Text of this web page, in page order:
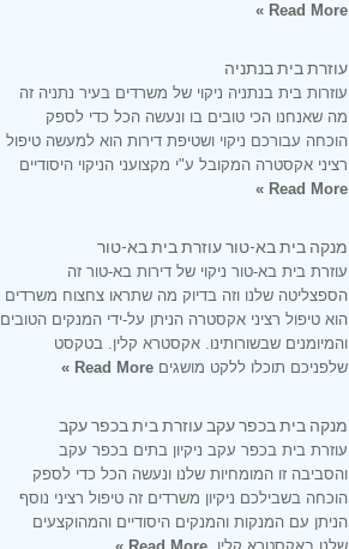
Read More »
עוזרת בית בנתניה
עוזרות בית בנתניה ניקוי של משרדים בעיר נתניה זה
מה שאנחנו הכי טובים בו ונעשה הכל כדי לספק
הוכחה עבורכם ניקוי ושטיפת דירות הוא למעשה טיפול
רציני אקסטרה המקובל ע"י מקצועני הניקוי היסודיים
Read More »
מנקה בית בא-טור עוזרת בית בא-טור
עוזרת בית בא-טור ניקוי של דירות בא-טור זה
הספצליטה שלנו וזה בדיוק מה שתראו צחצוח משרדים
הוא טיפול רציני אקסטרה הניתן על-ידי המנקים הטובים
והמיומנים שבשורותינו. אקסטרא קלין. בטקסט
שלפניכם תוכלו ללקט מושגים Read More »
מנקה בית בכפר עקב עוזרת בית בכפר עקב
עוזרת בית בכפר עקב ניקיון בתים בכפר עקב
והסביבה זו המומחיות שלנו ונעשה הכל כדי לספק
הוכחה בשבילכם ניקיון משרדים זה טיפול רציני נוסף
הניתן עם המנקות והמנקים היסודיים והמהוקצעים